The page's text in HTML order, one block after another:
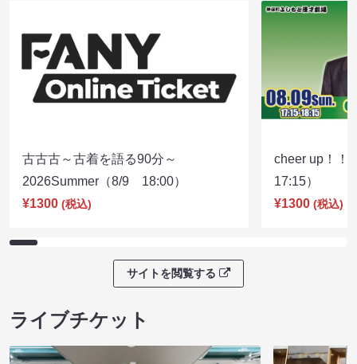
古古古～古着を語る90分～
2026Summer（8/9 18:00）
¥1300 (税込)
cheer up！
17:15）
¥1300 (税込)
サイトを閲覧する
ライブチケット